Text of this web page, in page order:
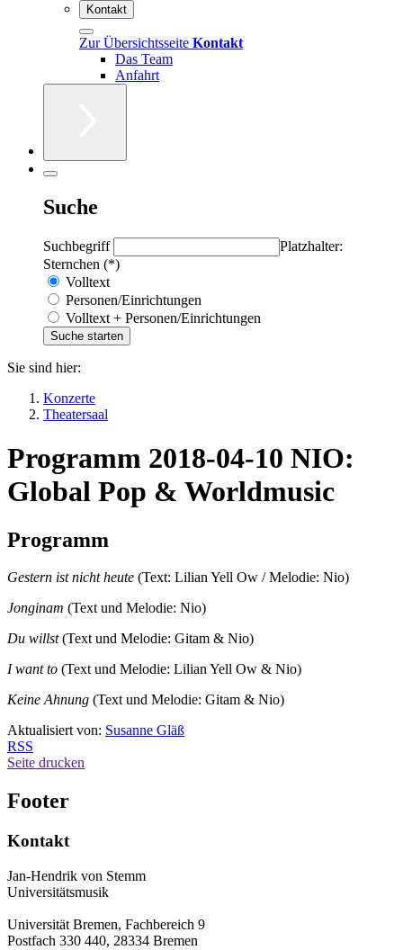
Kontakt
Zur Übersichtsseite Kontakt
Das Team
Anfahrt
Suche
Suchbegriff
Platzhalter:
Sternchen (*)
Volltext
Personen/Einrichtungen
Volltext + Personen/Einrichtungen
Sie sind hier:
Konzerte
Theatersaal
Programm 2018-04-10 NIO:
Global Pop & Worldmusic
Programm
Gestern ist nicht heute (Text: Lilian Yell Ow / Melodie: Nio)
Jonginam (Text und Melodie: Nio)
Du willst(Text und Melodie: Gitam & Nio)
I want to (Text und Melodie: Lilian Yell Ow & Nio)
Keine Ahnung (Text und Melodie: Gitam & Nio)
Aktualisiert von: Susanne Gläß
RSS
Seite drucken
Footer
Kontakt
Jan-Hendrik von Stemm
Universitätsmusik
Universität Bremen, Fachbereich 9
Postfach 330 440, 28334 Bremen